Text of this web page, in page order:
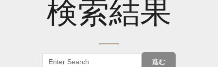
検索結果
進む